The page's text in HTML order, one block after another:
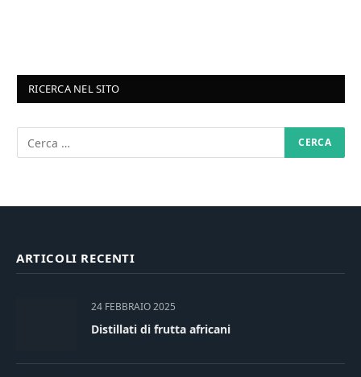
RICERCA NEL SITO
ARTICOLI RECENTI
24 FEBBRAIO 2025
Distillati di frutta africani